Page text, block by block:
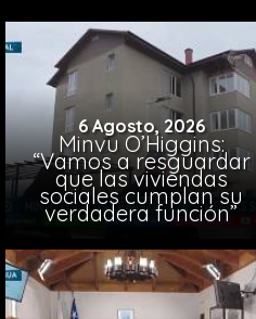
6 Agosto, 2026
Minvu O’Higgins:
“Vamos a resguardar
que las viviendas
sociales cumplan su
verdadera función”